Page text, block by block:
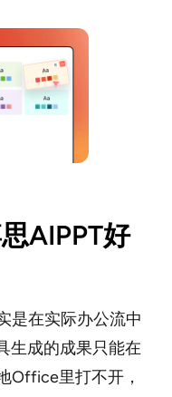
AIPPT好
是在实际办公流中
生成的成果只能在
Office里打不开，